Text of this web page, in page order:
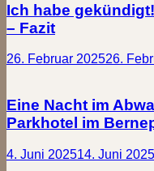
Ich habe
– Fazit
26. Februar 202526.
Eine Nacht im
Parkhotel im
4. Juni 202514. Juni 2025